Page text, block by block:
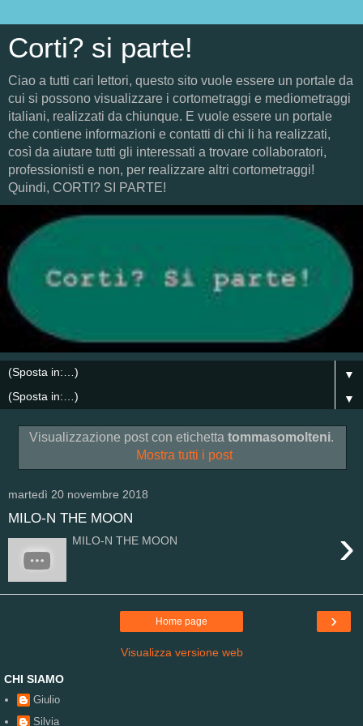
Corti? si parte!
Ciao a tutti cari lettori, questo sito vuole essere un portale da
cui si possono visualizzare i cortometraggi e mediometraggi
italiani, realizzati da chiunque. E vuole essere un portale
che contiene informazioni e contatti di chi li ha realizzati,
così da aiutare tutti gli interessati a trovare collaboratori,
professionisti e non, per realizzare altri cortometraggi!
Quindi, CORTI? SI PARTE!
▼
▼
Visualizzazione post con etichetta tommasomolteni.
Mostra tutti i post
martedì 20 novembre 2018
MILO-N THE MOON
›
MILO-N THE MOON
›
Home page
Visualizza versione web
CHI SIAMO
Giulio
Silvia